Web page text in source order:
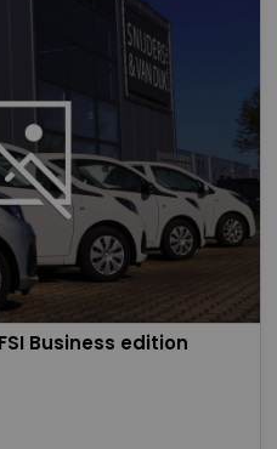
Business edition